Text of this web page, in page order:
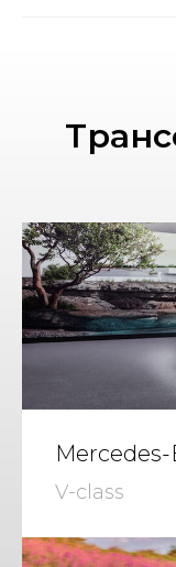
Mercedes-
V-class